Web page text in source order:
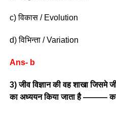
c) विकास / Evolution
d) विभिन्ता / Variation
Ans- b
3) जीव विज्ञान की वह शाखा जिसमे
का अध्ययन किया जाता है ———